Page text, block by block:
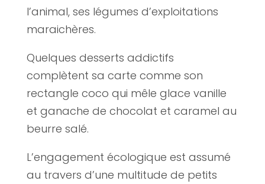
l’animal, ses légumes d’exploitations
maraichères.
Quelques desserts addictifs
complètent sa carte comme son
rectangle coco qui mêle glace vanille
et ganache de chocolat et caramel au
beurre salé.
L’engagement écologique est assumé
au travers d’une multitude de petits